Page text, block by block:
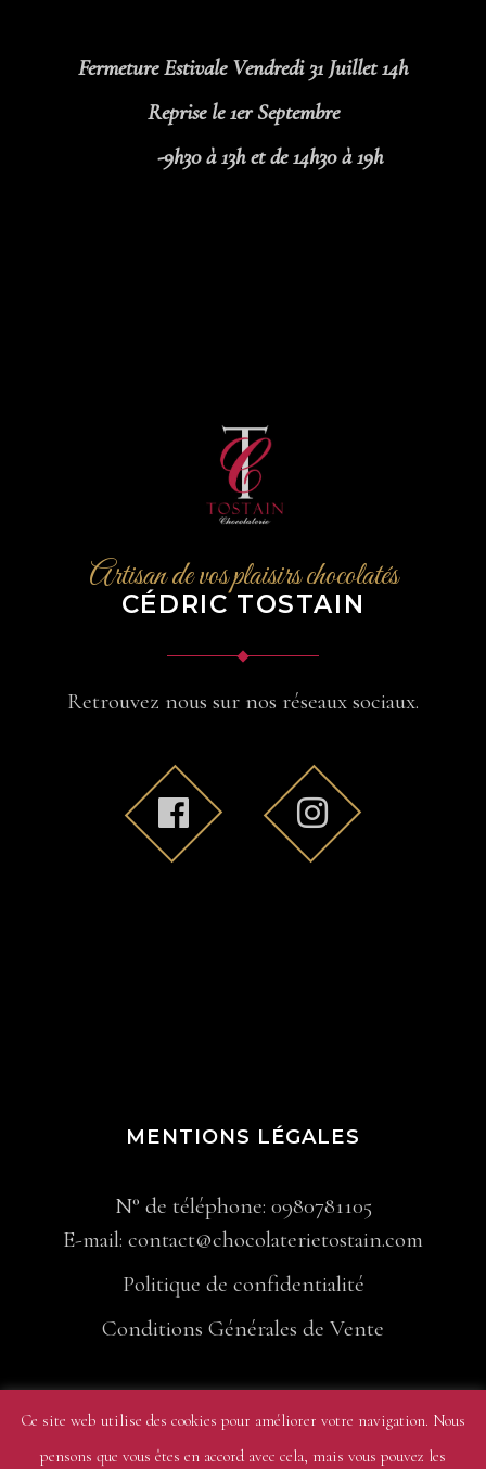
Fermeture Estivale Vendredi 31 Juillet 14h
Reprise le 1er Septembre
-9h30 à 13h et de 14h30 à 19h
Artisan de vos plaisirs chocolatés
CÉDRIC TOSTAIN
Retrouvez nous sur nos réseaux sociaux.
MENTIONS LÉGALES
N° de téléphone: 0980781105
E-mail: contact@chocolaterietostain.com
Politique de confidentialité
Conditions Générales de Vente
Ce site web utilise des cookies pour améliorer votre navigation. Nous
pensons que vous êtes en accord avec cela, mais vous pouvez les